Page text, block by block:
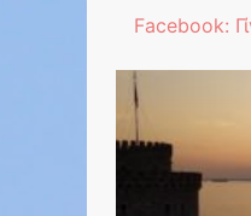
Facebook: